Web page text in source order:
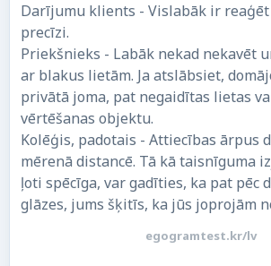
Darījumu klients - Vislabāk ir
precīzi.
Priekšnieks - Labāk nekad nekavēt
ar blakus lietām. Ja atslābsiet,
privātā joma, pat negaidītas lietas
vērtēšanas objektu.
Kolēģis, padotais - Attiecības ārpus
mērenā distancē. Tā kā taisnīguma
ļoti spēcīga, var gadīties, ka pat pēc
glāzes, jums šķitīs, ka jūs joprojām
egogramtest.kr/lv